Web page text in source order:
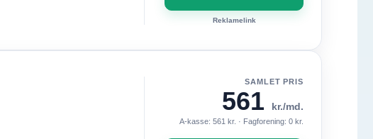
Reklamelink
SAMLET PRIS
561 kr./md.
A-kasse: 561 kr. · Fagforening: 0 kr.